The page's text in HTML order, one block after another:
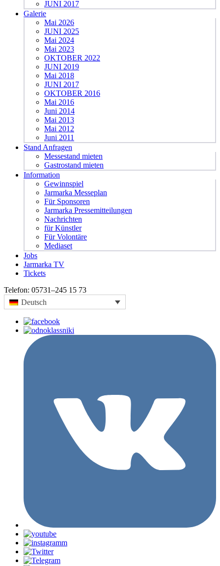
JUNI 2017
Galerie
Mai 2026
JUNI 2025
Mai 2024
Mai 2023
OKTOBER 2022
JUNI 2019
Mai 2018
JUNI 2017
OKTOBER 2016
Mai 2016
Juni 2014
Mai 2013
Mai 2012
Juni 2011
Stand Anfragen
Messestand mieten
Gastrostand mieten
Information
Gewinnspiel
Jarmarka Messeplan
Für Sponsoren
Jarmarka Pressemitteilungen
Nachrichten
für Künstler
Für Volontäre
Mediaset
Jobs
Jarmarka TV
Tickets
Telefon: 05731–245 15 73
Deutsch